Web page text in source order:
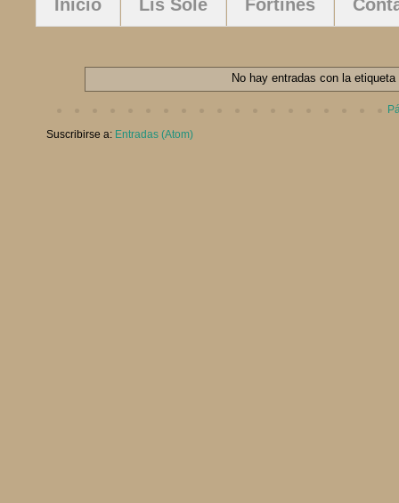
Inicio Lis Solé Fortines
No hay entradas con la etiqueta
Suscribirse a: Entradas (Atom)